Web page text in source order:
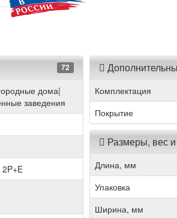
72
дома|
заведения
Комплектация
Покрытие
Размеры, вес и
Длина, мм
Упаковка
Ширина, мм